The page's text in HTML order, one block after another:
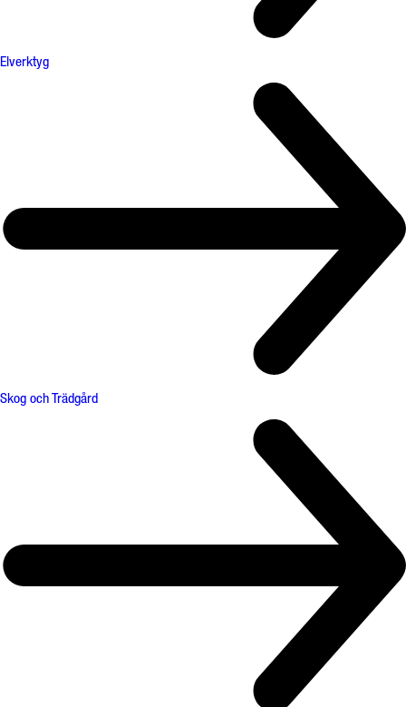
Elverktyg
Skog och Trädgård